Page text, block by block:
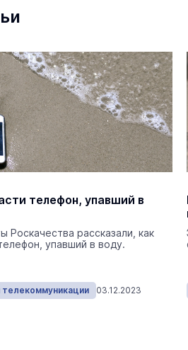
Путеводитель по
7
телефон, упавший в
Роскачества рассказали, как
упавший в воду.
телекоммуникации 03.12.2023